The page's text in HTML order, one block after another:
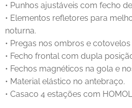
• Punhos ajustáveis com fecho
• Elementos refletores para
noturna.
• Pregas nos ombros e
• Fecho frontal com dupla
• Fechos magnéticos na gola e
• Material elástico no antebraço.
• Casaco 4 estações com